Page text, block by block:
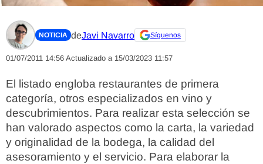
NOTICIA deJavi Navarro Síguenos
01/07/2011 14:56 Actualizado a 15/03/2023 11:57
El listado engloba restaurantes de primera
categoría, otros especializados en vino y
descubrimientos. Para realizar esta selección se
han valorado aspectos como la carta, la variedad
y originalidad de la bodega, la calidad del
asesoramiento y el servicio. Para elaborar la